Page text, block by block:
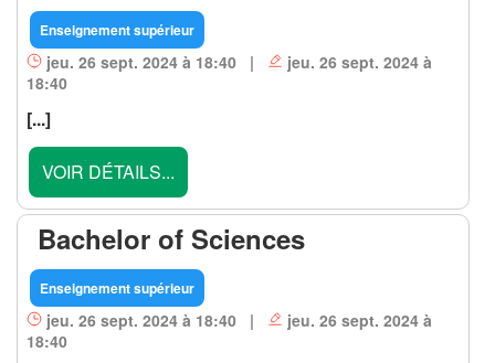
Enseignement supérieur
jeu. 26 sept. 2024 à 18:40 |
jeu. 26 sept. 2024 à
18:40
[...]
VOIR DÉTAILS...
Bachelor of Sciences
Enseignement supérieur
jeu. 26 sept. 2024 à 18:40 |
jeu. 26 sept. 2024 à
18:40